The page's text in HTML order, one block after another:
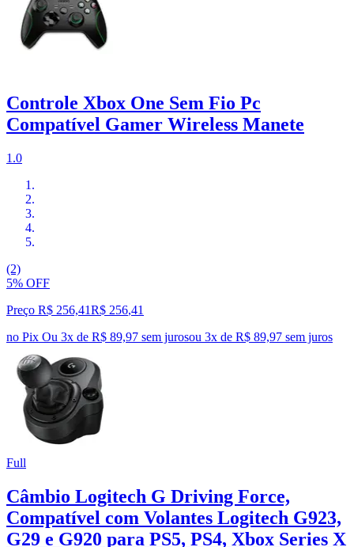
Controle Xbox One Sem Fio Pc
Compatível Gamer Wireless Manete
1.0
(2)
5% OFF
Preço R$ 256,41R$ 256,41
no Pix Ou 3x de R$ 89,97 sem jurosou 3x de R$ 89,97 sem juros
Full
Câmbio Logitech G Driving Force,
Compatível com Volantes Logitech G923,
G29 e G920 para PS5, PS4, Xbox Series X